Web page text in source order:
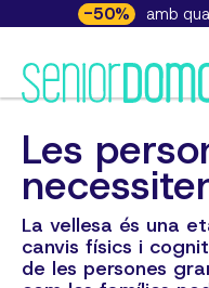
-50% amb
Les
La vellesa és una
canvis físics i
de les persones